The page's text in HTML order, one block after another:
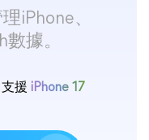
iPhone、
據。
支援 iPhone 17